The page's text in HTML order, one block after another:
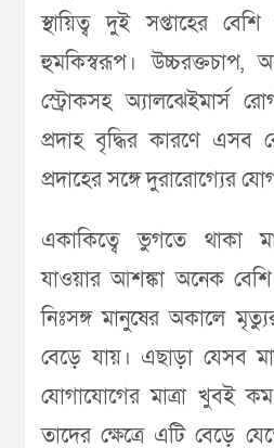
স্থায়িত্ব দুই সপ্তাহের
হুমকিস্বরূপ। উচ্চরক্তচাপ,
স্ট্রোকসহ অ্যালঝেইমার্স
প্রদাহ বৃদ্ধির কারণে
প্রদাহের সঙ্গে দুরারোগ্যের
একাকিত্বে ভুগতে থাকা
যাওয়ার আশঙ্কা অনেক
নিঃসঙ্গ মানুষের অকালে
বেড়ে যায়। এছাড়া যেসব
যোগাযোগের মাত্রা খুবই
তাদের ক্ষেত্রে এটি বেড়ে